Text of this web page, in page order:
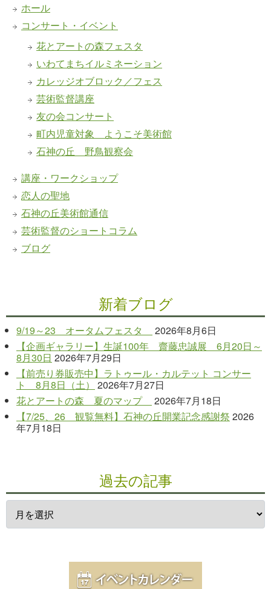
ホール
コンサート・イベント
花とアートの森フェスタ
いわてまちイルミネーション
カレッジオブロック／フェス
芸術監督講座
友の会コンサート
町内児童対象 ようこそ美術館
石神の丘 野鳥観察会
講座・ワークショップ
恋人の聖地
石神の丘美術館通信
芸術監督のショートコラム
ブログ
新着ブログ
9/19～23 オータムフェスタ
2026年8月6日
【企画ギャラリー】生誕100年 齋藤忠誠展 6月20日～
8月30日 2026年7月29日
【前売り券販売中】ラトゥール・カルテット コンサー
ト 8月8日（土）
2026年7月27日
花とアートの森 夏のマップ
2026年7月18日
【7/25、26 観覧無料】石神の丘開業記念感謝祭 2026
年7月18日
過去の記事